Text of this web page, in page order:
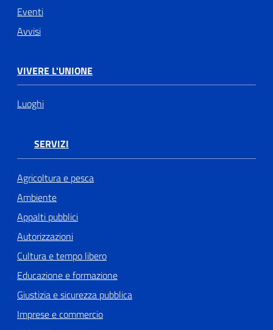
Eventi
Avvisi
VIVERE L'UNIONE
Luoghi
SERVIZI
Agricoltura e pesca
Ambiente
Appalti pubblici
Autorizzazioni
Cultura e tempo libero
Educazione e formazione
Giustizia e sicurezza pubblica
Imprese e commercio